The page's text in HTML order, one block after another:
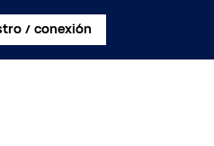
/ conexión